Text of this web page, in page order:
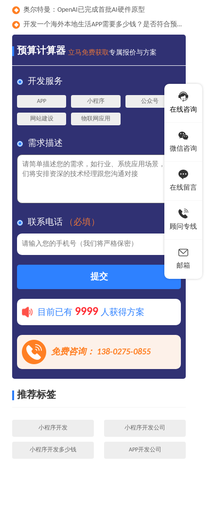
◆ 奥尔特曼：OpenAI已完成首批AI硬件原型
◆ 开发一个海外本地生活APP需要多少钱？是否符合预算？
预算计算器 立马免费获取专属报价与方案
开发服务
APP 小程序 公众号
网站建设 物联网应用
需求描述
联系电话 （必填）
提交
目前已有 9999 人获得方案
免费咨询： 138-0275-0855
推荐标签
小程序开发 小程序开发公司
小程序开发多少钱 APP开发公司
在线咨询
微信咨询
在线留言
顾问专线
邮箱